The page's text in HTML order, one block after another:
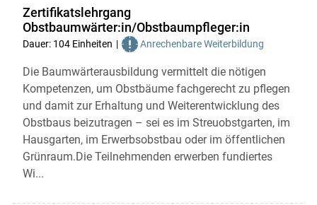
Zertifikatslehrgang
Obstbaumwärter:in/Obstbaumpfleger:in
Dauer: 104 Einheiten Anrechenbare Weiterbildung
Die Baumwärterausbildung vermittelt die nötigen
Kompetenzen, um Obstbäume fachgerecht zu pflegen
und damit zur Erhaltung und Weiterentwicklung des
Obstbaus beizutragen – sei es im Streuobstgarten, im
Hausgarten, im Erwerbsobstbau oder im öffentlichen
Grünraum.Die Teilnehmenden erwerben fundiertes
Wi...